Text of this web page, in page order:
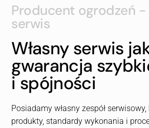
Producent ogrodzeń
serwis
Własny serwis
gwarancja
i spójności
Posiadamy własny zespół
produkty, standardy wykonania i